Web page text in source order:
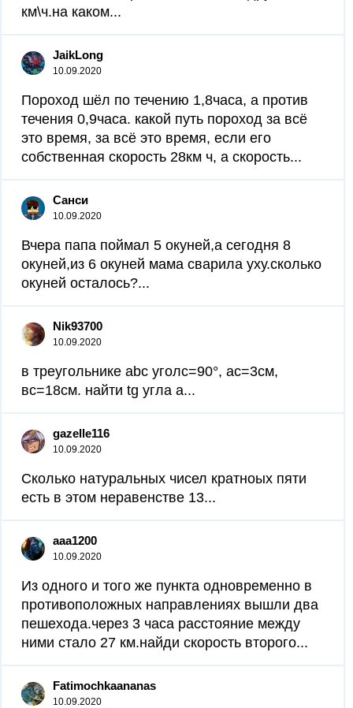
км\ч.на каком...
JaikLong
10.09.2020
Пороход шёл по течению 1,8часа, а против
течения 0,9часа. какой путь пороход за всё
это время, за всё это время, если его
собственная скорость 28км ч, а скорость...
Санси
10.09.2020
Вчера папа поймал 5 окуней,а сегодня 8
окуней,из 6 окуней мама сварила уху.сколько
окуней осталось?...
Nik93700
10.09.2020
в треугольнике abc уголс=90°, ac=3см,
вс=18см. найти tg угла а...
gazelle116
10.09.2020
Сколько натуральных чисел кратноых пяти
есть в этом неравенстве 13...
aaa1200
10.09.2020
Из одного и того же пункта одновременно в
противоположных направлениях вышли два
пешехода.через 3 часа расстояние между
ними стало 27 км.найди скорость второго...
Fatimochkaananas
10.09.2020